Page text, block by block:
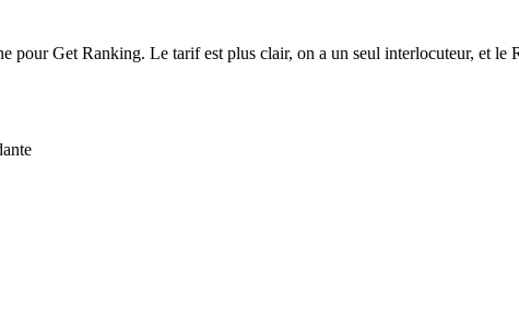
pour Get Ranking. Le tarif est plus clair, on a un seul interlocuteur, et